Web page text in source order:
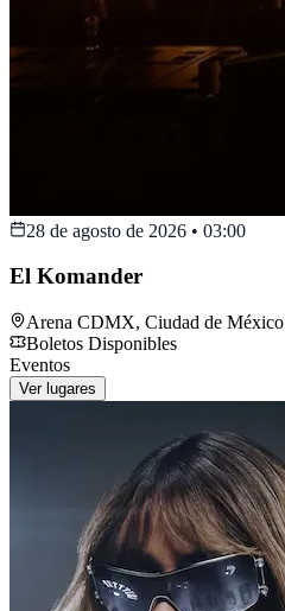
28 de agosto de 2026 • 03:00
El Komander
Arena CDMX, Ciudad de México
Boletos Disponibles
Eventos
Ver lugares